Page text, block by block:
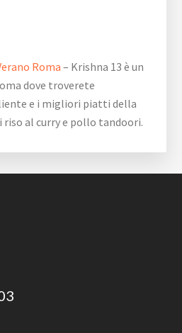
Roma – Krishna 13 è un
dove troverete
e i migliori piatti della
riso al curry e pollo tandoori.